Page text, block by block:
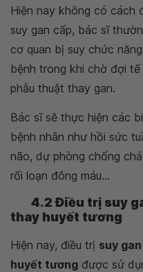
Hiện nay không có cách
suy gan cấp, bác sĩ
cơ quan bị suy chức
bệnh trong khi chờ đợi
phẫu thuật thay gan.
Bác sĩ sẽ thực hiện các
bệnh nhân như hồi sức
não, dự phòng chống
rối loạn đông máu...
4.2 Điều trị suy
thay huyết tương
Hiện nay, điều trị suy
huyết tương được sử